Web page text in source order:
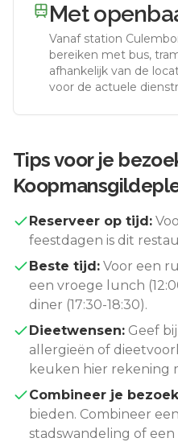
Met
Vanaf station
bereiken met bus,
afhankelijk van de
voor de actuele
Tips voor je
Reserveer op tijd:
feestdagen is dit
Beste tijd: Voor een
een vroege lunch
diner (17:30-18:30).
Dieetwensen: Geef
allergieën of
keuken hier rekening
Combineer je
bieden. Combineer
stadswandeling of